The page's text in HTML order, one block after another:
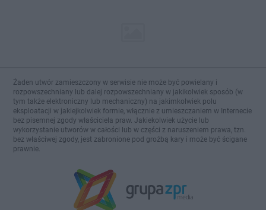
Żaden utwór zamieszczony w serwisie nie może być powielany i
rozpowszechniany lub dalej rozpowszechniany w jakikolwiek sposób (w
tym także elektroniczny lub mechaniczny) na jakimkolwiek polu
eksploatacji w jakiejkolwiek formie, włącznie z umieszczaniem w Internecie
bez pisemnej zgody właściciela praw. Jakiekolwiek użycie lub
wykorzystanie utworów w całości lub w części z naruszeniem prawa, tzn.
bez właściwej zgody, jest zabronione pod groźbą kary i może być ścigane
prawnie.